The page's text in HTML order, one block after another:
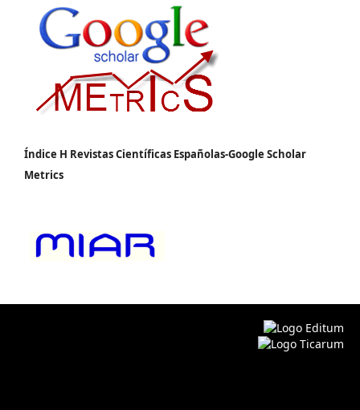
Índice H Revistas Científicas Españolas-Google Scholar
Metrics